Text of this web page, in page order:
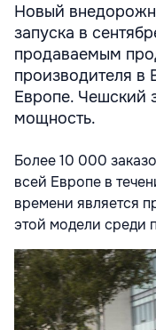
Новый
запуска в
продаваемым
производителя в
Европе. Чешский
мощность.
Более 10 000
всей Европе в
времени является
этой модели среди